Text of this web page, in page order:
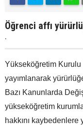
Öğrenci affı
.
Yükseköğretim
yayımlanarak
Bazı Kanunlarda
yükseköğretim
hakkını